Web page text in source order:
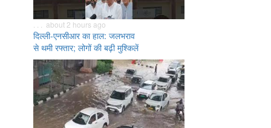
. . . about 2 hours ago
दिल्ली-एनसीआर का हाल: जलभराव
से थमी रफ्तार; लोगों की बढ़ी मुश्किलें